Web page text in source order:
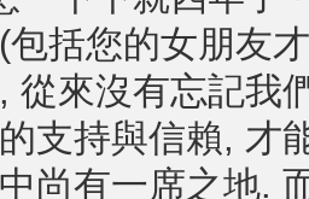
包括您的女朋友
從來沒有忘記我
支持與信賴, 才
尚有一席之地.